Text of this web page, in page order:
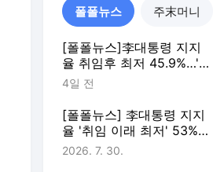
폴폴뉴스 주末머니
[폴폴뉴스]李대통령 지지
율 취임후 최저 45.9%…'부
정평가, 긍정평가 앞서'
4일 전
[폴폴뉴스] 李대통령 지지
율 '취임 이래 최저' 53%…
민주 40%·국힘 21%
2026. 7. 30.